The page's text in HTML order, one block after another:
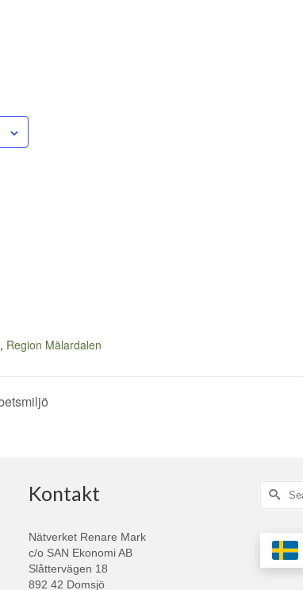
, Region Mälardalen
Kontakt
Nätverket Renare Mark
c/o SAN Ekonomi AB
Slåttervägen 18
892 42 Domsjö
Search